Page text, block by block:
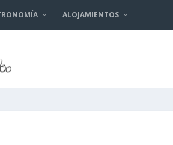
ALOJAMIENTOS